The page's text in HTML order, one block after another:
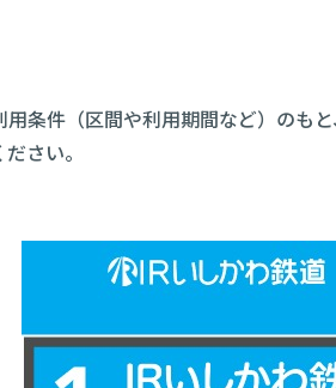
条件（区間や利用期間など）のもと
さい。